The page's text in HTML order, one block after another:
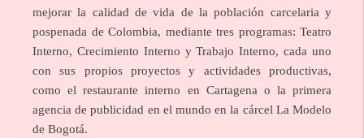
mejorar la calidad de vida de la población carcelaria y
pospenada de Colombia, mediante tres programas: Teatro
Interno, Crecimiento Interno y Trabajo Interno, cada uno
con sus propios proyectos y actividades productivas,
como el restaurante interno en Cartagena o la primera
agencia de publicidad en el mundo en la cárcel La Modelo
de Bogotá.